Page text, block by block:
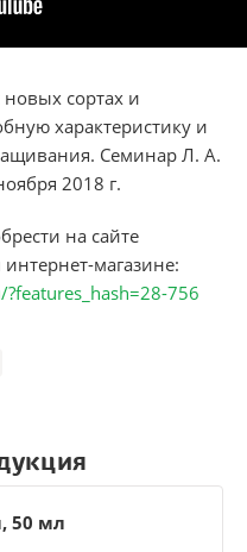
сортах и
характеристику и
Семинар Л. А.
2018 г.
на сайте
магазине:
756
50 мл